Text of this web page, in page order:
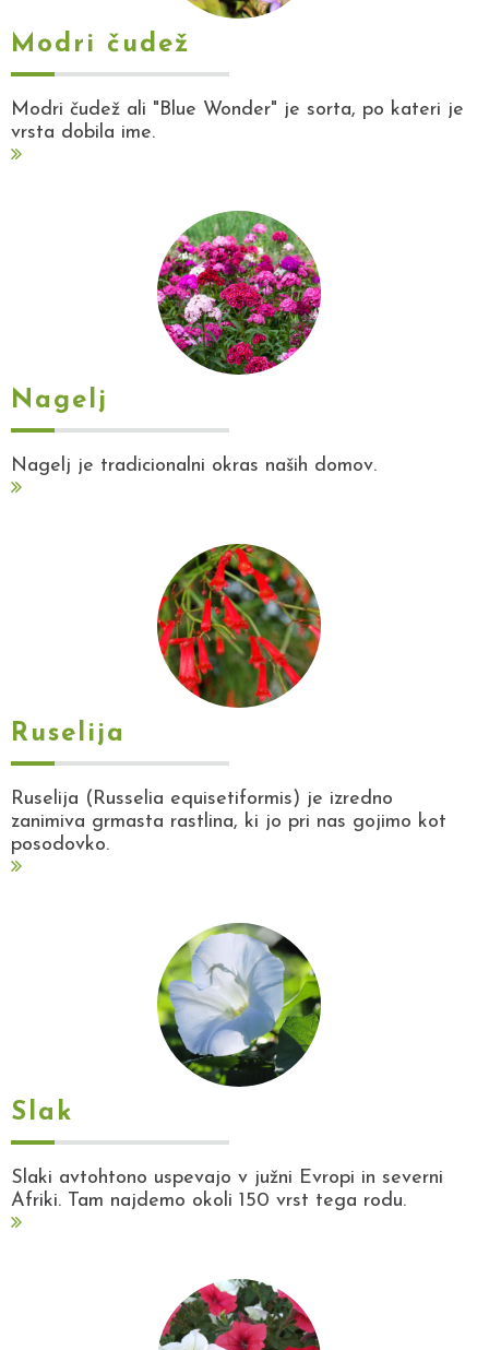
Modri čudež
Modri čudež ali "Blue Wonder" je sorta, po kateri je
vrsta dobila ime.
Nagelj
Nagelj je tradicionalni okras naših domov.
Ruselija
Ruselija (Russelia equisetiformis) je izredno
zanimiva grmasta rastlina, ki jo pri nas gojimo kot
posodovko.
Slak
Slaki avtohtono uspevajo v južni Evropi in severni
Afriki. Tam najdemo okoli 150 vrst tega rodu.